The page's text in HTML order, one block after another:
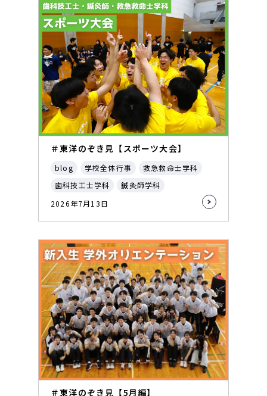
＃東洋のぞき見【スポーツ大会】
blog 学校全体行事
救急救命士学科
歯科技工士学科
鍼灸師学科
2026年7月13日
＃東洋のぞき見【5月編】